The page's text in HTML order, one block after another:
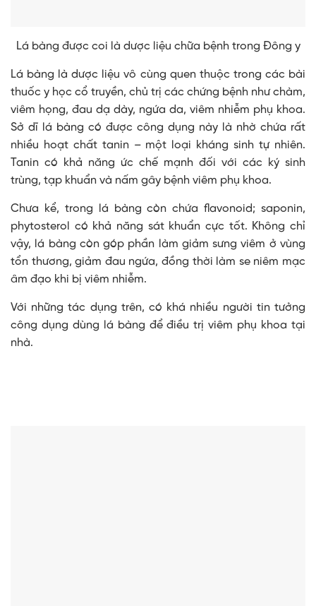
Lá bàng được coi là dược liệu chữa bệnh trong Đông y
Lá bàng là dược liệu vô cùng quen thuộc trong các bài
thuốc y học cổ truyền, chủ trị các chứng bệnh như chàm,
viêm họng, đau dạ dày, ngứa da, viêm nhiễm phụ khoa.
Sở dĩ lá bàng có được công dụng này là nhờ chứa rất
nhiều hoạt chất tanin – một loại kháng sinh tự nhiên.
Tanin có khả năng ức chế mạnh đối với các ký sinh
trùng, tạp khuẩn và nấm gây bệnh viêm phụ khoa.
Chưa kể, trong lá bàng còn chứa flavonoid; saponin,
phytosterol có khả năng sát khuẩn cực tốt. Không chỉ
vậy, lá bàng còn góp phần làm giảm sưng viêm ở vùng
tổn thương, giảm đau ngứa, đồng thời làm se niêm mạc
âm đạo khi bị viêm nhiễm.
Với những tác dụng trên, có khá nhiều người tin tưởng
công dụng dùng lá bàng để điều trị viêm phụ khoa tại
nhà.